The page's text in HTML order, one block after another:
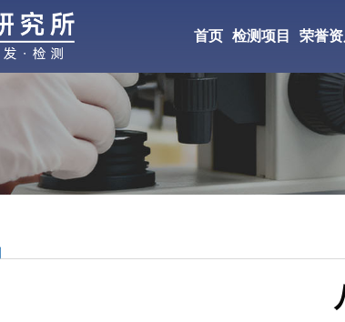
首页 检测项目
水处理絮凝剂检测 相
荣誉
CMA检验
CNAS
国家高新